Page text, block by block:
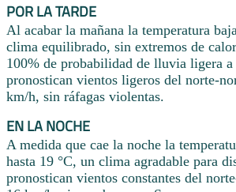
POR LA TARDE
Al acabar la mañana la temperatura
clima equilibrado, sin extremos de
100% de probabilidad de lluvia ligera a
pronostican vientos ligeros del norte-
km/h, sin ráfagas violentas.
EN LA NOCHE
A medida que cae la noche la
hasta 19 °C, un clima agradable para
pronostican vientos constantes del